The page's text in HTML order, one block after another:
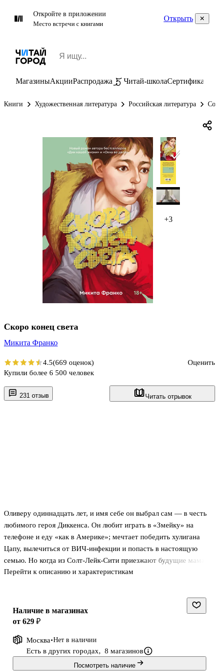
Откройте в приложении
Место встречи с книгами
Открыть
МагазиныАкцииРаспродажа Читай-школаСертификаты
Книги Художественная литература Российская литература
+3
231 отзыв Читать отрывок
Оливеру одиннадцать лет, и имя себе он выбрал сам — в честь
любимого героя Диккенса. Он любит играть в «Змейку» на
телефоне и еду «как в Америке»; мечтает победить хулигана
Цапу, вылечиться от ВИЧ-инфекции и попасть в настоящую
семью. Но когда из Солт-Лейк-Сити приезжают будущие мама и
папа, по телевизору начинают рассказывать, что скоро наступит
Прозаик Микита Франко, автор бестселлеров «Дни нашей
жизни» и «Окна во двор», в своих произведениях исследует
ситуации, о которых мы стараемся лишний раз не задумываться.
Но, как показывает опыт, выход есть — и он всегда рядом.
Перейти к описанию и характеристикам
Скоро конец света
Микита Франко
4.5(669 оценок)
Оценить
Купили более 6 500 человек
Наличие в магазинах
от 629 ₽
Москва Нет в наличии
Есть в других городах, 8 магазинов
Посмотреть наличие